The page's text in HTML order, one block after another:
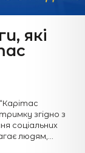
які
згідно з
соціальних
людям,...